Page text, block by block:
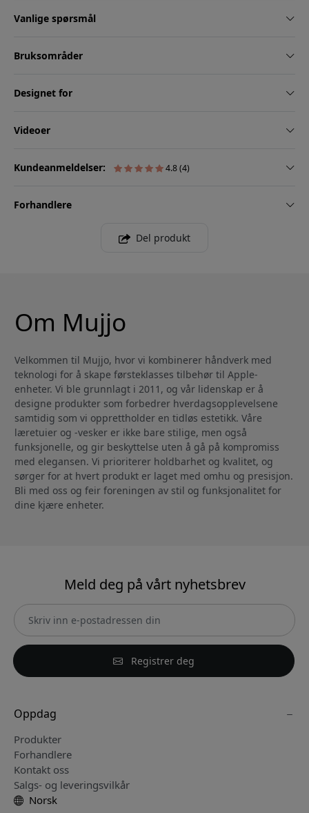
Vanlige spørsmål
Bruksområder
Designet for
Videoer
Kundeanmeldelser: 4.8 (4)
Forhandlere
Del produkt
Om Mujjo
Velkommen til Mujjo, hvor vi kombinerer håndverk med
teknologi for å skape førsteklasses tilbehør til Apple-
enheter. Vi ble grunnlagt i 2011, og vår lidenskap er å
designe produkter som forbedrer hverdagsopplevelsene
samtidig som vi opprettholder en tidløs estetikk. Våre
læretuier og -vesker er ikke bare stilige, men også
funksjonelle, og gir beskyttelse uten å gå på kompromiss
med elegansen. Vi prioriterer holdbarhet og kvalitet, og
sørger for at hvert produkt er laget med omhu og presisjon.
Bli med oss og feir foreningen av stil og funksjonalitet for
dine kjære enheter.
Meld deg på vårt nyhetsbrev
Registrer deg
Oppdag
Produkter
Forhandlere
Kontakt oss
Salgs- og leveringsvilkår
Norsk